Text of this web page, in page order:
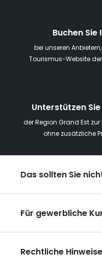
Buchen
bei unseren
Tourismus-Website
Unterstützen
der Region Grand Est
ohne zusätzliche
Das sollten Sie
Die Weihnachtsmärkte
Ribeauvillé, zwischen
Unsere UNESCO-
Für gewerbliche
Organisieren Sie Ihre
Rechtliche Hinweise